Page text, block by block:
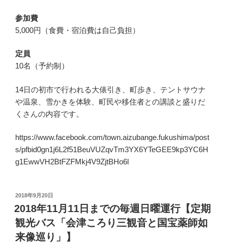
参加費
5,000円（食費・宿泊費は自己負担）
定員
10名（予約制）
14日の初市で行われる大俵引き、町歩き、テントサウナ
や温泉、雪かきを体験、町民や移住者との講談と盛りだ
くさんの内容です。
https://www.facebook.com/town.aizubange.fukushima/post
s/pfbid0gn1j6L2f51BeuVUZqvTm3YX6YTeGEE9kp3YC6H
g1EwwVH2BtFZFMkj4V9ZjtBHo6l
投
稿
日:
2018年9月20日
2018年11月11日までの毎週日曜運行【定期
観光バス「会津ころり三観音と国宝薬師如
来像巡り」】